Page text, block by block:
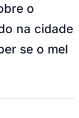
o
na cidade
se o mel